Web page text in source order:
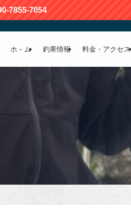
7855-7054
める | かおる渡船
ホ－ム 釣果情報 料金・アクセス